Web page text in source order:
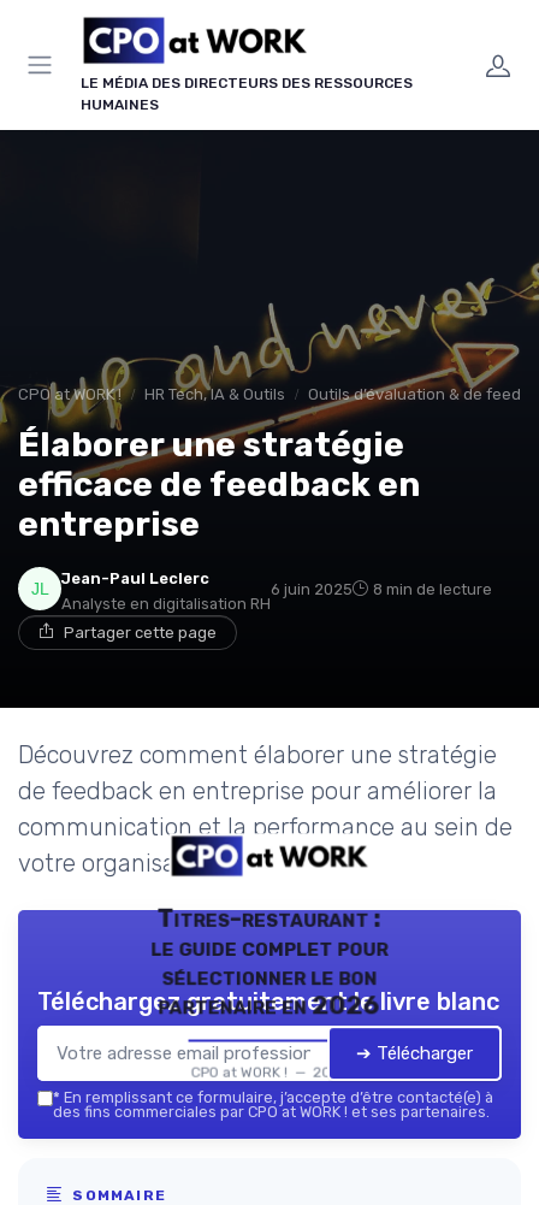
LE MÉDIA DES DIRECTEURS DES RESSOURCES
HUMAINES
CPO at WORK ! HR Tech, IA & Outils Outils d’évaluation & de
Élaborer une stratégie
efficace de feedback en
entreprise
Jean-Paul Leclerc
Analyste en digitalisation RH
6 juin 2025 8 min de lecture
Partager cette page
Découvrez comment élaborer une stratégie
de feedback en entreprise pour améliorer la
communication et la performance au sein de
votre organisation.
Titres-restaurant :
le guide complet pour
sélectionner le bon
partenaire en 2026
CPO at WORK ! — 2026
Téléchargez gratuitement le livre blanc
➔ Télécharger
* En remplissant ce formulaire, j’accepte d’être contacté(e) à
des fins commerciales par CPO at WORK ! et ses partenaires.
SOMMAIRE
Panneau de gestion des cookies